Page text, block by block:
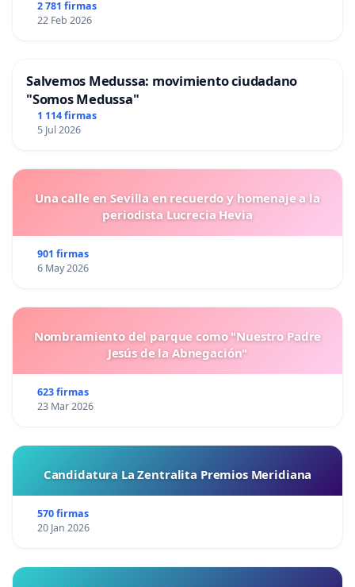
2 781 firmas
22 Feb 2026
Salvemos Medussa: movimiento ciudadano
"Somos Medussa"
1 114 firmas
5 Jul 2026
Una calle en Sevilla en recuerdo y homenaje a la
periodista Lucrecia Hevia
901 firmas
6 May 2026
Nombramiento del parque como "Nuestro Padre
Jesús de la Abnegación"
623 firmas
23 Mar 2026
Candidatura La Zentralita Premios Meridiana
570 firmas
20 Jan 2026